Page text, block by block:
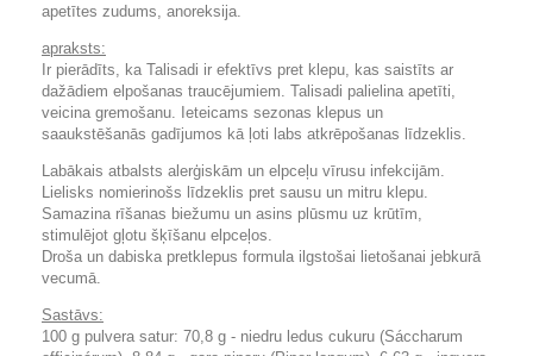
apetītes zudums, anoreksija.
apraksts:
Ir pierādīts, ka Talisadi ir efektīvs pret klepu, kas saistīts ar
dažādiem elpošanas traucējumiem. Talisadi palielina apetīti,
veicina gremošanu. Ieteicams sezonas klepus un
saaukstēšanās gadījumos kā ļoti labs atkrēpošanas līdzeklis.
Labākais atbalsts alerģiskām un elpceļu vīrusu infekcijām.
Lielisks nomierinošs līdzeklis pret sausu un mitru klepu.
Samazina rīšanas biežumu un asins plūsmu uz krūtīm,
stimulējot gļotu šķīšanu elpceļos.
Droša un dabiska pretklepus formula ilgstošai lietošanai jebkurā
vecumā.
Sastāvs:
100 g pulvera satur: 70,8 g - niedru ledus cukuru (Sáccharum